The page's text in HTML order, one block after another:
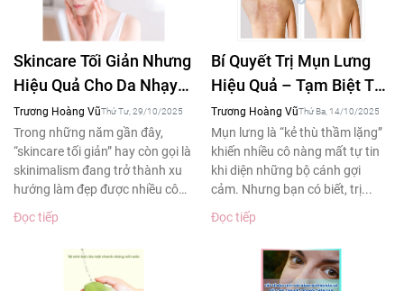
Skincare Tối Giản Nhưng
Hiệu Quả Cho Da Nhạy
Cảm – Xu Hướng Làm
Đẹp 2025
Trương Hoàng VũThứ Tư, 29/10/2025
Trong những năm gần đây,
“skincare tối giản” hay còn gọi là
skinimalism đang trở thành xu
hướng làm đẹp được nhiều cô
gái yêu thích....
Đọc tiếp
Bí Quyết Trị Mụn Lưng
Hiệu Quả – Tạm Biệt Tự
Ti Khi Diện Áo Hở Lưng
Trương Hoàng VũThứ Ba, 14/10/2025
Mụn lưng là “kẻ thù thầm lặng”
khiến nhiều cô nàng mất tự tin
khi diện những bộ cánh gợi
cảm. Nhưng bạn có biết, trị...
Đọc tiếp